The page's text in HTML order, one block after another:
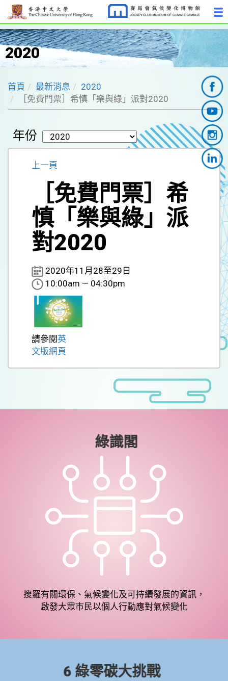
2020
首頁 最新消息
2020
［免費門票］希慎「樂與綠」派對2020
年份
上一頁
［免費門票］希
慎「樂與綠」派
對2020
2020年11月28至29日
10:00am — 04:30pm
請參閱英
文版網頁
綠識閣
搜羅有關環保、氣候變化及可持續發展的資訊，
啟發大眾市民以個人行動應對氣候變化
6 綠零碳大挑戰